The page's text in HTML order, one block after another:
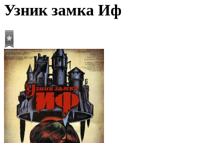
Узник замка Иф